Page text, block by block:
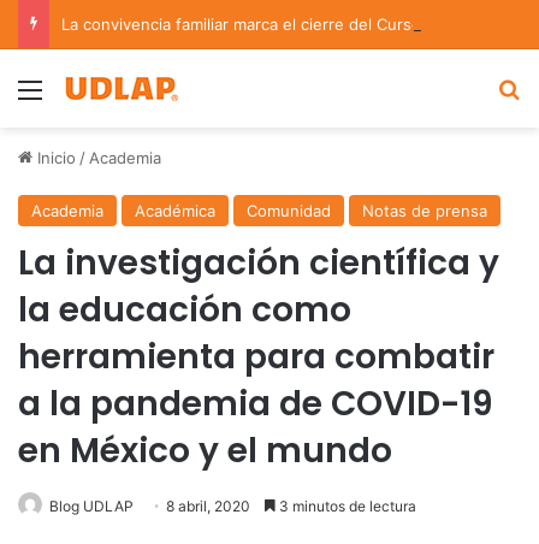
Menu
Inicio / Academia
Academia Académica Comunidad Notas de prensa
La investigación científica y
la educación como
herramienta para combatir
a la pandemia de COVID-19
en México y el mundo
Blog UDLAP 8 abril, 2020 3 minutos de lectura